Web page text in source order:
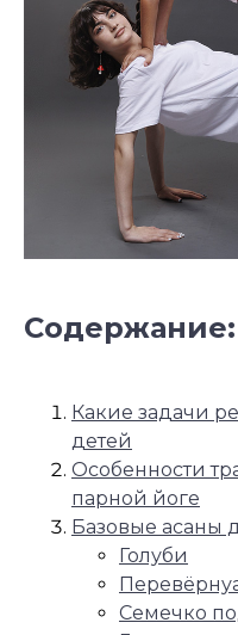
Содержание:
Какие задачи
детей
Особенности
парной йоге
Базовые асаны
Голуби
Семечко